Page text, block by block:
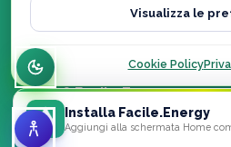
Cookie Policy | Privacy
Dichiarazione di
© 2026 Facile.Energy
Tutti i diritti
Visualizza le
Cookie Policy
Installa Facile.Energy
Aggiungi alla schermata Home